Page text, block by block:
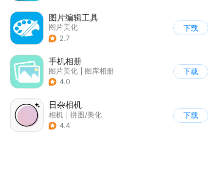
图片编辑工具
图片美化
2.7
下载
手机相册
图片美化
图库相册
4.0
下载
日杂相机
相机
拼图/美化
| 图片美化
4.4
下载